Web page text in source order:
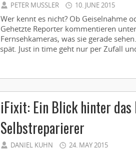
PETER MUSSLER 10. JUNE 2015
Wer kennt es nicht? Ob Geiselnahme
Gehetzte Reporter kommentieren
Fernsehkameras, was sie gerade
spät. Just in time geht nur per Zufall
iFixit: Ein Blick hinter
Selbstreparierer
DANIEL KUHN 24. MAY 2015